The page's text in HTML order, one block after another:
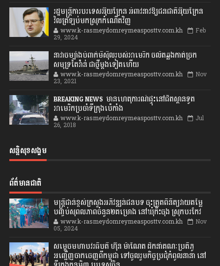
រដ្ឋមន្ត្រីការបរទេសអ៊ុយក្រែន អំពាវនាវឱ្យជនជាតិអ៊ុយក្រែន
វិលត្រឡប់មកស្រុកកំណើតវិញ
www.k-rasmeydomreymeasposttv.com.kh Feb
29, 2024
នាវាចម្បាំងបំពាក់មីស៊ីលរបស់អាមេរិក ចល័តឆ្លងកាត់ច្រក
សមុទ្រតៃវ៉ាន់ ជាថ្មីម្តងទៀតហើយ
www.k-rasmeydomreymeasposttv.com.kh Nov
23, 2021
BREAKING NEWS: មានហេតុការណ៍ផ្ទុះនៅជិតស្ថានទូត
អាមេរិកប្រចាំទីក្រុងប៉េកាំង
www.k-rasmeydomreymeasposttv.com.kh Jul
26, 2018
សន្តិសុខសង្គម
ព័ត៌មានជាតិ
មន្ត្រីជាន់ខ្ពស់ក្រសួងអភិវឌ្ឍន៍ជនបទ ចុះត្រួតពិនិត្យវាយតម្លៃ
បញ្ចប់សុពលភាពចំនួន២គម្រោង នៅឃុំកិះចុង ស្រុកបរកែវ
www.k-rasmeydomreymeasposttv.com.kh Nov
05, 2024
សម្តេចមហាបវរធិបតី ហ៊ុន ម៉ាណែត ដឹកនាំគណៈប្រតិភូ
អញ្ជើញចាកចេញពីកម្ពុជា ទៅចូលរួមកិច្ចប្រជុំកំពូលនានា នៅ